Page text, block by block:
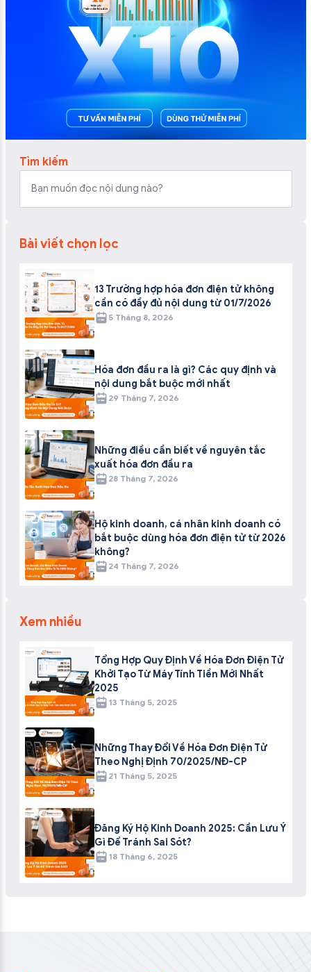
Tìm kiếm
Bài viết chọn lọc
13 Trường hợp hóa đơn điện tử không
cần có đầy đủ nội dung từ 01/7/2026
5 Tháng 8, 2026
Hóa đơn đầu ra là gì? Các quy định và
nội dung bắt buộc mới nhất
29 Tháng 7, 2026
Những điều cần biết về nguyên tắc
xuất hóa đơn đầu ra
28 Tháng 7, 2026
Hộ kinh doanh, cá nhân kinh doanh có
bắt buộc dùng hóa đơn điện tử từ 2026
không?
24 Tháng 7, 2026
Xem nhiều
Tổng Hợp Quy Định Về Hóa Đơn Điện Tử
Khởi Tạo Từ Máy Tính Tiền Mới Nhất
2025
13 Tháng 5, 2025
Những Thay Đổi Về Hóa Đơn Điện Tử
Theo Nghị Định 70/2025/NĐ-CP
21 Tháng 5, 2025
Đăng Ký Hộ Kinh Doanh 2025: Cần Lưu Ý
Gì Để Tránh Sai Sót?
18 Tháng 6, 2025